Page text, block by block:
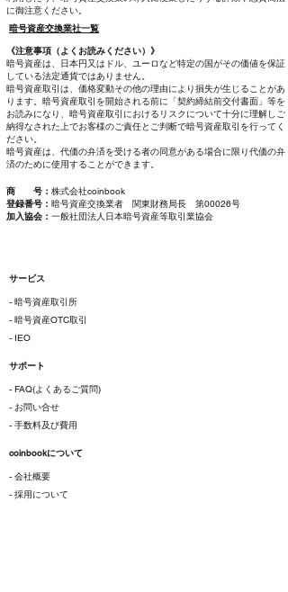
に御注意ください。
暗号資産交換業社一覧
《注意事項（よくお読みください）》
暗号資産は、日本円又はドル、ユーロなど特定の国がその価値を保証
している法定通貨ではありません。
暗号資産取引は、価格変動その他の理由により損失が生じることがあ
ります。暗号資産取引を開始される前に「契約締結前交付書面」等を
お読みになり、暗号資産取引におけるリスクについて十分に理解しご
納得なされた上でお客様のご責任とご判断で暗号資産取引を行ってく
ださい。
暗号資産は、代価の弁済を受ける者の同意がある場合に限り代価の弁
済のために使用することができます。
商 号： 株式会社coinbook
登録番号： 暗号資産交換業者 関東財務局長 第00026号
加入協会： 一般社団法人日本暗号資産等取引業協会
サービス
- 暗号資産取引所
- 暗号資産OTC取引
- IEO
サポート
- FAQ(よくあるご質問)
- お問い合せ
- 手数料及び費用
coinbookについて
- 会社概要
- 採用について